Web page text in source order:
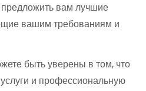
вам лучшие
вашим требованиям и
быть уверены в том, что
и профессиональную